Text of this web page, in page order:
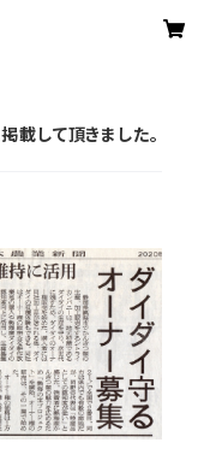
して頂きました。